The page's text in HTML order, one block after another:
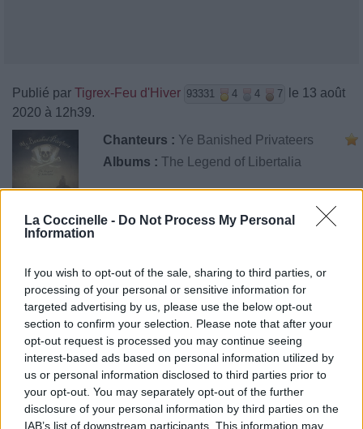
La Coccinelle - Do Not Process My Personal
Information
If you wish to opt-out of the sale, sharing to third parties, or
processing of your personal or sensitive information for
targeted advertising by us, please use the below opt-out
section to confirm your selection. Please note that after your
opt-out request is processed you may continue seeing
interest-based ads based on personal information utilized by
us or personal information disclosed to third parties prior to
your opt-out. You may separately opt-out of the further
disclosure of your personal information by third parties on the
IAB’s list of downstream participants. This information may
Publié par Tigrex-Feu d'Hiver 93331 4 4 7
le 13 août
2020 à 12h39.
Chanteurs : Ye Banished Privateers
Albums : The Legend of Libertalia
Commentaires
Pour prolonger le plaisir musical :
Vous aimez chanter, apprenez la guitare chez
Télécharger légalement les MP3 sur
Télécharger légalement les MP3 ou trouver le CD sur